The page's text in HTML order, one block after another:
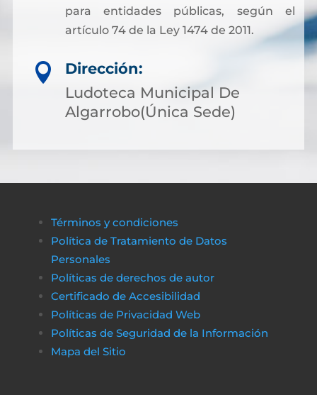
para entidades públicas, según el
artículo 74 de la Ley 1474 de 2011.

Dirección:
Ludoteca Municipal De
Algarrobo(Única Sede)
Términos y condiciones
Política de Tratamiento de Datos
Personales
Políticas de derechos de autor
Certificado de Accesibilidad
Políticas de Privacidad Web
Políticas de Seguridad de la Información
Mapa del Sitio